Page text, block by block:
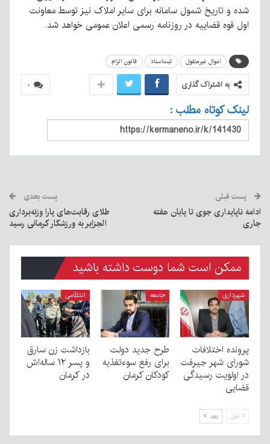
شده و تاریخ شمول سامانه برای سایر املاک نیز توسط معاونت
اول قوه قضاییه در روزنامه رسمی اعلان عمومی خواهد شد.
اموال غیرمنقول ثبت‌اسناد قانون الزام
۰ به اشتراک گذاری
لینک کوتاه مطلب :
پست قبلی
ادامه ناپایداری جوی تا پایان هفته
جاری
پست بعدی
طلای رقابت‌های پارا وزنه‌برداری
الجزایر به ورزشکار کرمانی رسید
ممکن است شما دوست داشته باشید
شهرداری
پرونده اختلافات
شورای شهر جیرفت
در اولویت رسیدگی
قضایی
جامعه
طرح جدید دولت
برای رفع سوءتغذیه
کودکان کرمان
انتظامی
بازداشت زن سارق
و پسر ۱۲ ساله‌اش
در کرمان
قبل بعد